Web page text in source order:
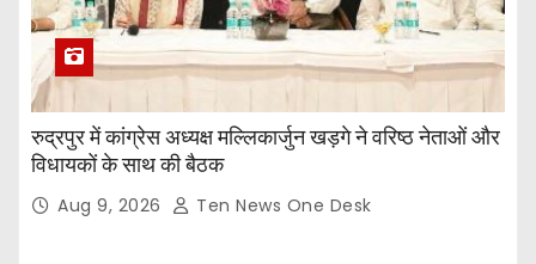
रुद्रपुर में कांग्रेस अध्यक्ष मल्लिकार्जुन खड़गे ने वरिष्ठ नेताओं और
विधायकों के साथ की बैठक
Aug 9, 2026 Ten News One Desk